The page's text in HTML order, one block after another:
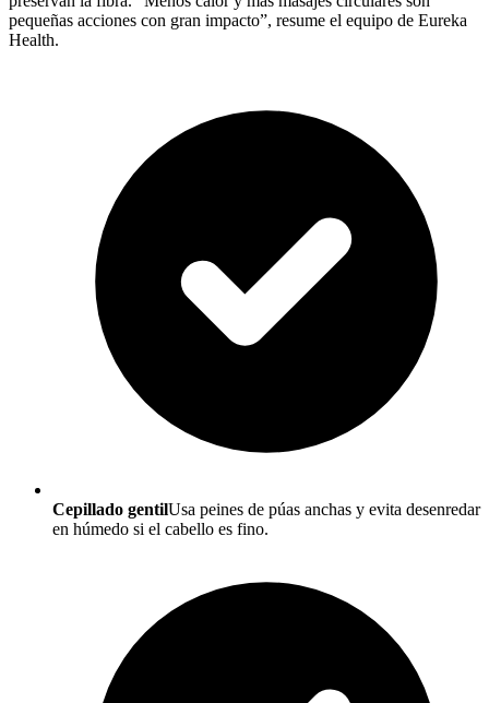
pequeñas acciones con gran impacto”, resume el equipo de Eureka
Health.
Cepillado gentilUsa peines de púas anchas y evita desenredar
en húmedo si el cabello es fino.